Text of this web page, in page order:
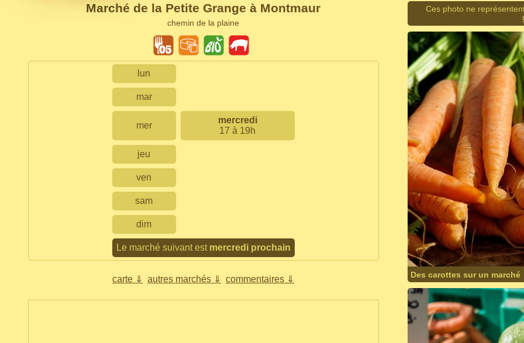
Marché de la Petite Grange à Montmaur
chemin de la plaine
lun
mar
mer
mercredi
17 à 19h
jeu
ven
sam
dim
Le marché suivant est mercredi prochain
carte ⇓ autres marchés ⇓ commentaires ⇓
Ces photo ne
Des carottes sur un marché